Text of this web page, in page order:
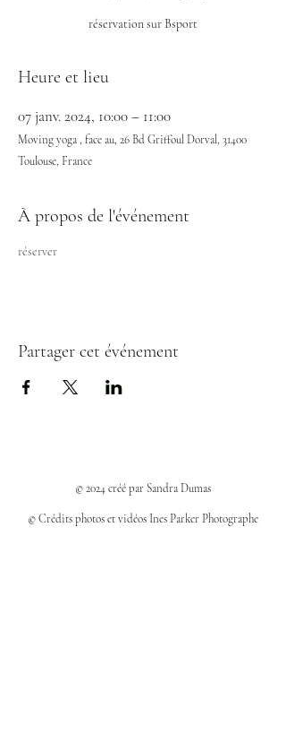
réservation sur Bsport
Heure et lieu
07 janv. 2024, 10:00 – 11:00
Moving yoga , face au, 26 Bd Griffoul Dorval, 31400
Toulouse, France
À propos de l'événement
réserver
Partager cet événement
© 2024 créé par Sandra Dumas
© Crédits photos et vidéos Ines Parker Photographe